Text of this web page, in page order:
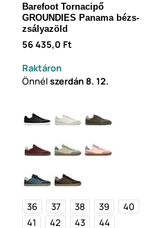
Barefoot Tornacipő
GROUNDIES Panama bézs-
zsályazöld
56 435,0 Ft
Raktáron
Önnélszerdán8. 12.
36 37 38 39
40
41
42 43 44